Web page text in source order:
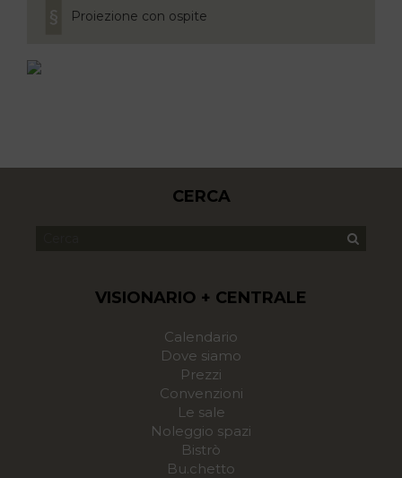
Proiezione con ospite
CERCA
VISIONARIO + CENTRALE
Calendario
Dove siamo
Prezzi
Convenzioni
Le sale
Noleggio spazi
Bistrò
Bu.chetto